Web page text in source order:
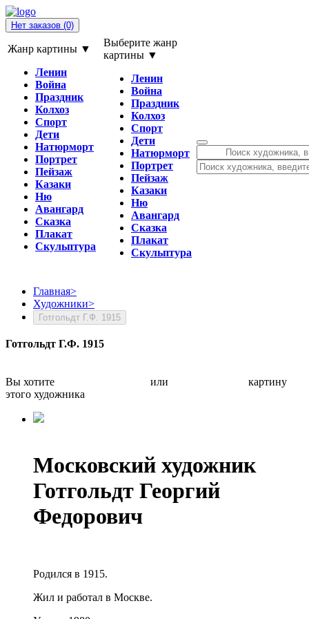
Нет заказов (0)
Жанр картины ▼
Ленин
Война
Праздник
Колхоз
Спорт
Дети
Натюрморт
Портрет
Пейзаж
Казаки
Ню
Авангард
Сказка
Плакат
Скульптура
Выберите жанр
картины ▼
Ленин
Война
Праздник
Колхоз
Спорт
Дети
Натюрморт
Портрет
Пейзаж
Казаки
Ню
Авангард
Сказка
Плакат
Скульптура
Главная>
Художники>
Готгольдт Г.Ф. 1915
Готгольдт Г.Ф. 1915
Вы хотите или
картину
этого художника
Московский художник
Готгольдт Георгий
Федорович
Родился в 1915.
Жил и работал в Москве.